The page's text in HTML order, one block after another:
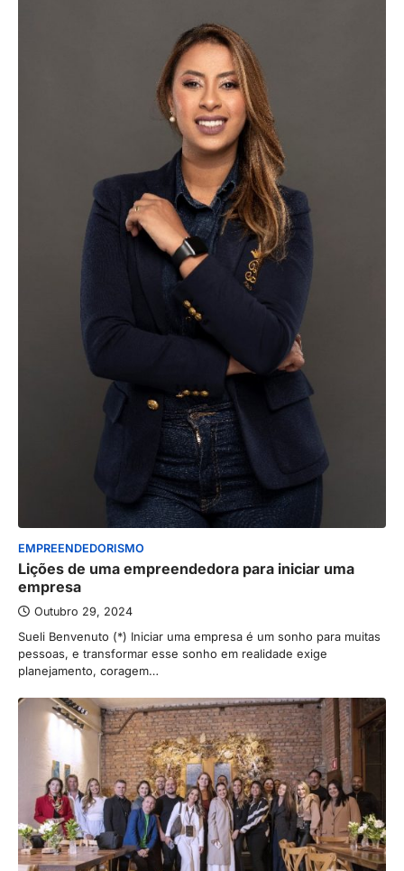
EMPREENDEDORISMO
Lições de uma empreendedora para iniciar uma
empresa
Outubro 29, 2024
Sueli Benvenuto (*) Iniciar uma empresa é um sonho para muitas
pessoas, e transformar esse sonho em realidade exige
planejamento, coragem…